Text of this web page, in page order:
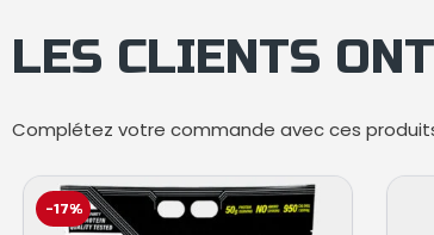
LES CLIENTS
Complétez votre commande avec ces
-17%